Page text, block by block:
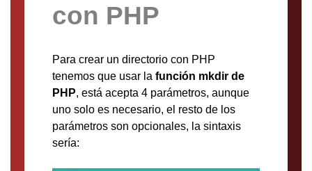
con PHP
Para crear un directorio con PHP
tenemos que usar la función mkdir de
PHP, está acepta 4 parámetros, aunque
uno solo es necesario, el resto de los
parámetros son opcionales, la sintaxis
sería: